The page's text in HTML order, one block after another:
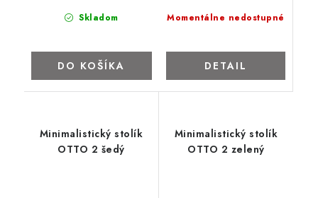
Skladom
DO KOŠÍKA
Momentálne nedostupné
DETAIL
Minimalistický stolík
OTTO 2 šedý
Minimalistický stolík
OTTO 2 zelený